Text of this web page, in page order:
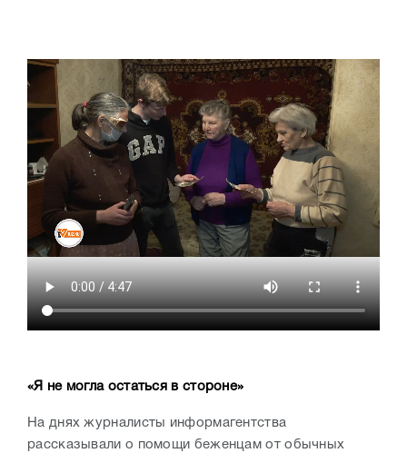
«Я не могла остаться в стороне»
На днях журналисты информагентства
рассказывали о помощи беженцам от обычных